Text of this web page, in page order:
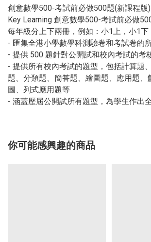
創意數學500-考試前必做500題(新課程版
Key Learning 創意數學500-考試前必做
每年級分上下兩冊，例如：小1上，小1下
- 匯集全港小學數學科測驗卷和考試卷的
- 提供 500 題針對公開試和校內考試的考
- 提供所有校內考試的題型，包括計算題
題、分類題、簡答題、繪圖題、應用題、
圖、列式應用題等
- 涵蓋歷屆公開試所有題型，為學生作出
你可能感興趣的商品